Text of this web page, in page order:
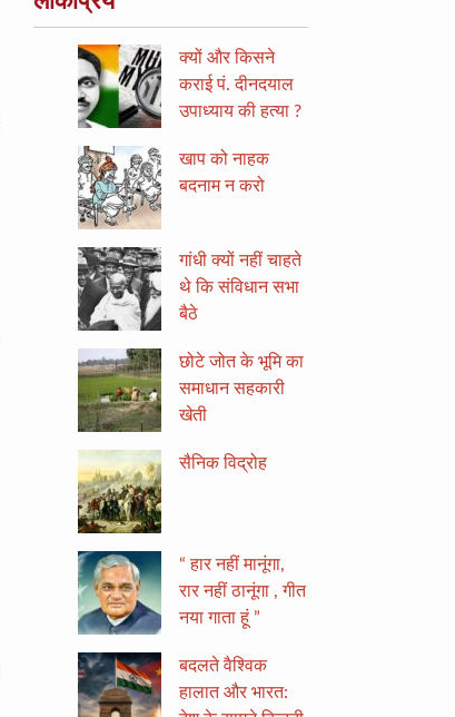
क्यों और किसने
कराई पं. दीनदयाल
उपाध्याय की हत्या ?
खाप को नाहक
बदनाम न करो
गांधी क्यों नहीं चाहते
थे कि संविधान सभा
बैठे
छोटे जोत के भूमि का
समाधान सहकारी
खेती
सैनिक विद्रोह
“ हार नहीं मानूंगा,
रार नहीं ठानूंगा , गीत
नया गाता हूं ”
बदलते वैश्विक
हालात और भारत: